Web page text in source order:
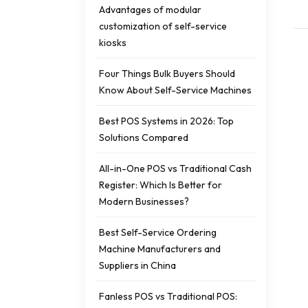
Advantages of modular
customization of self-service
kiosks
Four Things Bulk Buyers Should
Know About Self-Service Machines
Best POS Systems in 2026: Top
Solutions Compared
All-in-One POS vs Traditional Cash
Register: Which Is Better for
Modern Businesses?
Best Self-Service Ordering
Machine Manufacturers and
Suppliers in China
Fanless POS vs Traditional POS: